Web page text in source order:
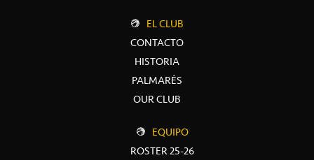
EL CLUB
CONTACTO
HISTORIA
PALMARÉS
OUR CLUB
EQUIPO
ROSTER 25-26